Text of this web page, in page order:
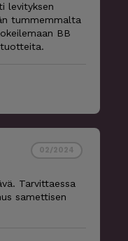
levityksen
tummemmalta
BB
02/2024
Tarvittaessa
samettisen